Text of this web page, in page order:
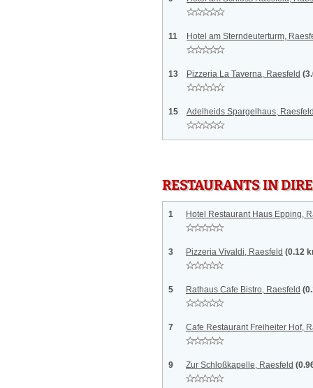
11 Hotel am Sterndeuterturm,
13 Pizzeria La Taverna, Raesfeld
15 Adelheids Spargelhaus,
RESTAURANTS IN
1 Hotel Restaurant Haus Epping,
3 Pizzeria Vivaldi, Raesfeld (0.12
5 Rathaus Cafe Bistro, Raesfeld
7 Cafe Restaurant Freiheiter Hof,
9 Zur Schloßkapelle, Raesfeld